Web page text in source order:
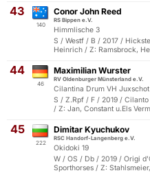
43
140
Conor John Reed
RS Bippen e.V.
Himmlische 3
S / Westf / B / 2017 /
Heinrich / Z: Ramsbrock,
44
46
Maximilian Wurster
RV Oldenburger Münsterland e.V.
Cilantina Drum VH
S / Z.Rpf / F / 2019 /
/ Z: Jan, Constant u.Els
45
222
Dimitar Kyuchukov
RSC Handorf-Langenberg e.V.
Okidoki 19
W / OS / Db / 2019 / Origi
Sporthorses / Z: